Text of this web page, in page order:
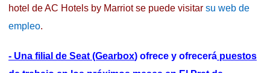
hotel de AC Hotels by Marriot se puede visitar su web de
empleo.
- Una filial de Seat (Gearbox) ofrece y ofrecerá puestos